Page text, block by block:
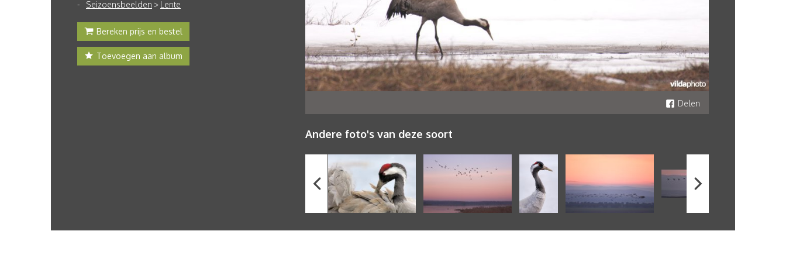
Seizoensbeelden > Lente
Bereken prijs en bestel
Toevoegen aan album
Delen
Andere foto's van deze soort